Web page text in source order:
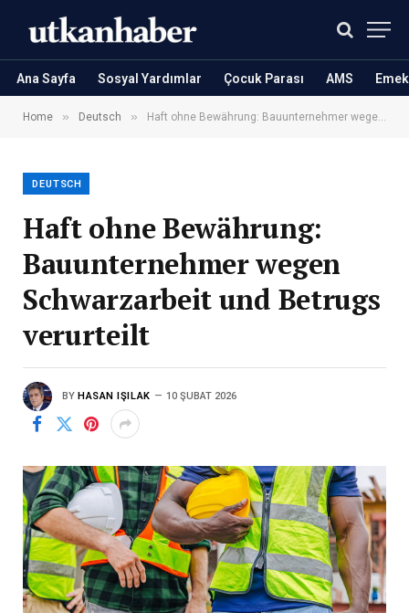
Ana Sayfa Sosyal Yardımlar Çocuk Parası AMS
Home » Deutsch » Haft ohne Bewährung: Bauunternehmer wegen Schwarzarbeit und Betrugs verurteilt
DEUTSCH
Haft ohne Bewährung:
Bauunternehmer wegen
Schwarzarbeit und Betrugs
verurteilt
BY HASAN IŞILAK 10 ŞUBAT 2026